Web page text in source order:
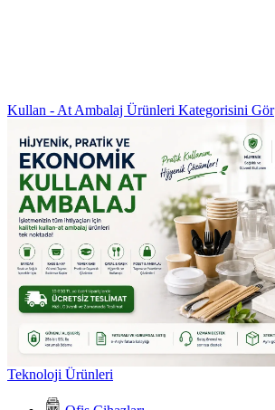
Kullan - At Ambalaj Ürünleri Kategorisini Gör
Teknoloji Ürünleri